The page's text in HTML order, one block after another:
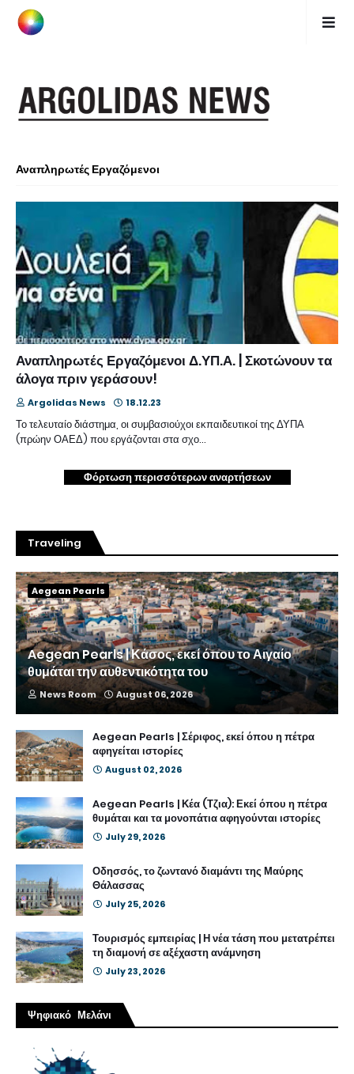
Αναπληρωτές Εργαζόμενοι
Αναπληρωτές Εργαζόμενοι Δ.ΥΠ.Α. | Σκοτώνουν τα
άλογα πριν γεράσουν!
Argolidas News 18.12.23
Το τελευταίο διάστημα, οι συμβασιούχοι εκπαιδευτικοί της ΔΥΠΑ
(πρώην ΟΑΕΔ) που εργάζονται στα σχο…
Φόρτωση περισσότερων αναρτήσεων
Traveling
Aegean Pearls
Aegean Pearls | Κάσος, εκεί όπου το Αιγαίο
θυμάται την αυθεντικότητα του
News Room August 06, 2026
Aegean Pearls | Σέριφος, εκεί όπου η πέτρα
αφηγείται ιστορίες
August 02, 2026
Aegean Pearls | Κέα (Τζια): Εκεί όπου η πέτρα
θυμάται και τα μονοπάτια αφηγούνται ιστορίες
July 29, 2026
Οδησσός, το ζωντανό διαμάντι της Μαύρης
Θάλασσας
July 25, 2026
Τουρισμός εμπειρίας | Η νέα τάση που μετατρέπει
τη διαμονή σε αξέχαστη ανάμνηση
July 23, 2026
Ψηφιακό Μελάνι